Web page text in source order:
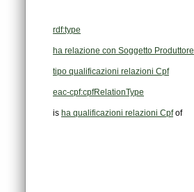
rdf:type
ha relazione con Soggetto Produttore
tipo qualificazioni relazioni Cpf
eac-cpf:cpfRelationType
is ha qualificazioni relazioni Cpfof